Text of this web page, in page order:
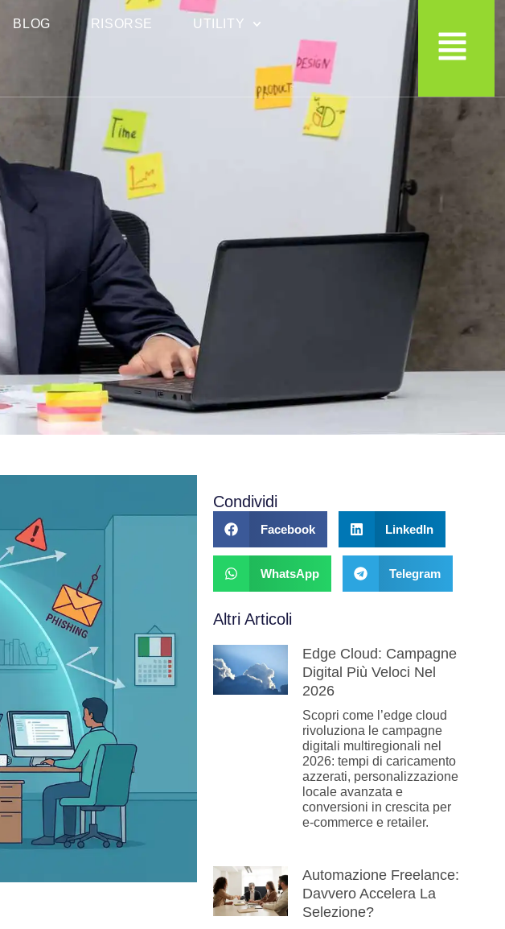
BLOG RISORSE UTILITY
Condividi
Facebook LinkedIn
WhatsApp Telegram
Altri Articoli
Edge Cloud: Campagne
Digital Più Veloci Nel
2026
Scopri come l’edge cloud
rivoluziona le campagne
digitali multiregionali nel
2026: tempi di caricamento
azzerati, personalizzazione
locale avanzata e
conversioni in crescita per
e-commerce e retailer.
Automazione Freelance:
Davvero Accelera La
Selezione?